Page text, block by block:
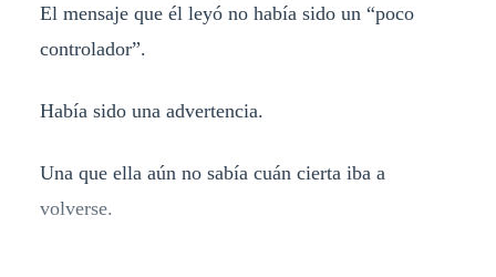
El mensaje que él leyó no había sido un “poco
controlador”.
Había sido una advertencia.
Una que ella aún no sabía cuán cierta iba a
volverse.